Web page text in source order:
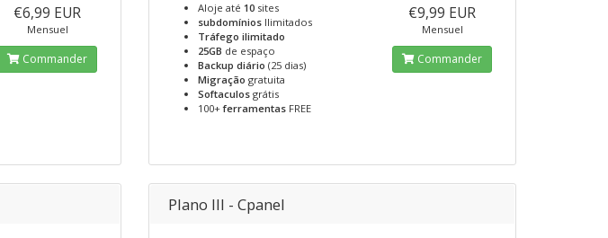
€6,99 EUR
Mensuel
Commander
Aloje até10 sites
subdomínios Ilimitados
Tráfego ilimitado
25GB de espaço
Backup diário (25 dias)
Migração gratuita
Softaculos grátis
100+ferramentas FREE
€9,99 EUR
Mensuel
Commander
Plano III - Cpanel